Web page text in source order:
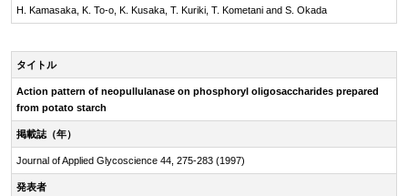
H. Kamasaka, K. To-o, K. Kusaka, T. Kuriki, T. Kometani and S. Okada
タイトル
Action pattern of neopullulanase on phosphoryl oligosaccharides prepared
from potato starch
掲載誌（年）
Journal of Applied Glycoscience 44, 275-283 (1997)
発表者